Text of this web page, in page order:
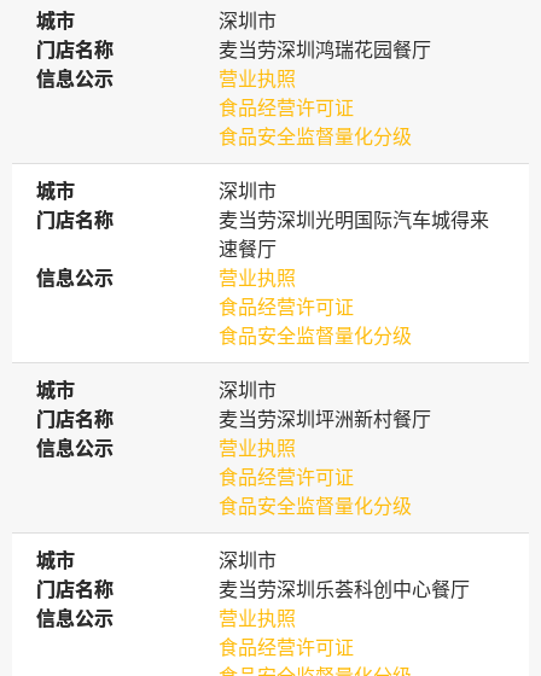
城市
城市
深圳市
门店名称
门店名称
麦当劳深圳鸿瑞花园餐厅
信息公示
信息公示
营业执照
食品经营许可证
食品安全监督量化分级
城市
城市
深圳市
门店名称
门店名称
麦当劳深圳光明国际汽车城得来
速餐厅
信息公示
信息公示
营业执照
食品经营许可证
食品安全监督量化分级
城市
城市
深圳市
门店名称
门店名称
麦当劳深圳坪洲新村餐厅
信息公示
信息公示
营业执照
食品经营许可证
食品安全监督量化分级
城市
城市
深圳市
门店名称
门店名称
麦当劳深圳乐荟科创中心餐厅
信息公示
信息公示
营业执照
食品经营许可证